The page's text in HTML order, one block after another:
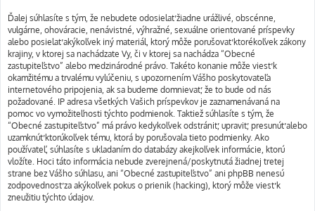
Ďalej súhlasíte s tým, že nebudete odosielať žiadne urážlivé, obscénne,
vulgárne, ohováracie, nenávistné, výhražné, sexuálne orientované príspevky
alebo posielať akýkoľvek iný materiál, ktorý môže porušovať ktorékoľvek zákony
krajiny, v ktorej sa nachádzate Vy, či v ktorej sa nachádza “Obecné
zastupiteľstvo” alebo medzinárodné právo. Takéto konanie môže viesť k
okamžitému a trvalému vylúčeniu, s upozornením Vášho poskytovateľa
internetového pripojenia, ak sa budeme domnievať, že to bude od nás
požadované. IP adresa všetkých Vašich príspevkov je zaznamenávaná na
pomoc vo vymožiteľnosti týchto podmienok. Taktiež súhlasíte s tým, že
“Obecné zastupiteľstvo” má právo kedykoľvek odstrániť, upraviť, presunúť alebo
uzamknúť ktorúkoľvek tému, ktorá by porušovala tieto podmienky. Ako
používateľ, súhlasíte s ukladaním do databázy akejkoľvek informácie, ktorú
vložíte. Hoci táto informácia nebude zverejnená/poskytnutá žiadnej tretej
strane bez Vášho súhlasu, ani “Obecné zastupiteľstvo” ani phpBB nenesú
zodpovednosť za akýkoľvek pokus o prienik (hacking), ktorý môže viesť k
zneužitiu týchto údajov.